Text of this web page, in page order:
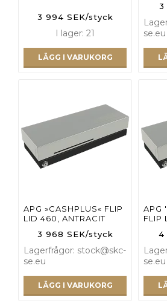
3 994 SEK/styck
I lager: 21
LÄGG I VARUKORG
3
se.eu
APG »CASHPLUS« FLIP
LID 460, ANTRACIT
3 968 SEK/styck
Lagerfrågor: stock@skc-
se.eu
LÄGG I VARUKORG
APG
FLIP
4
se.eu